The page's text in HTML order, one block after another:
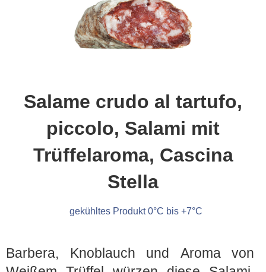
Salame crudo al tartufo,
piccolo, Salami mit
Trüffelaroma, Cascina
Stella
gekühltes Produkt 0°C bis +7°C
Barbera, Knoblauch und Aroma von